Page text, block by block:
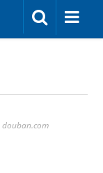
douban.com